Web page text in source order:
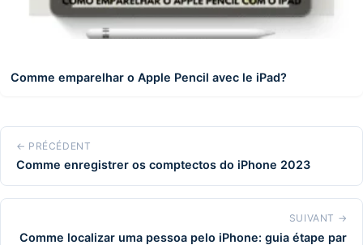
Comme emparelhar o Apple Pencil avec le iPad?
← PRÉCÉDENT
Comme enregistrer os comptectos do iPhone 2023
SUIVANT →
Comme localizar uma pessoa pelo iPhone: guia étape par